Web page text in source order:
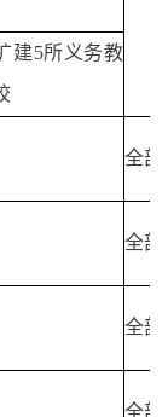
建5所义务教
全部
全部
全部
全部